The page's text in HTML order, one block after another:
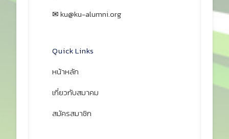
✉ku@ku-alumni.org
Quick Links
หน้าหลัก
เกี่ยวกับสมาคม
สมัครสมาชิก